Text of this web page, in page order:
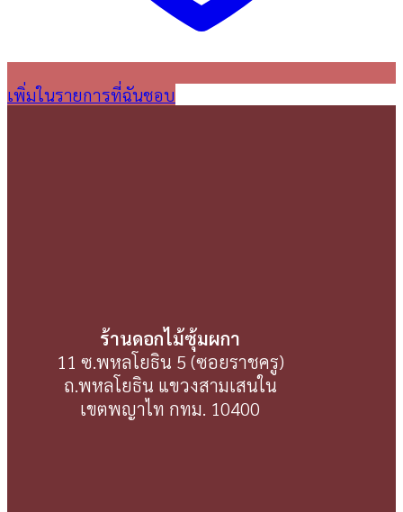
เพิ่มในรายการที่ฉันชอบ
ร้านดอกไม้ซุ้มผกา
11 ซ.พหลโยธิน 5 (ซอยราชครู)
ถ.พหลโยธิน แขวงสามเสนใน
เขตพญาไท กทม. 10400